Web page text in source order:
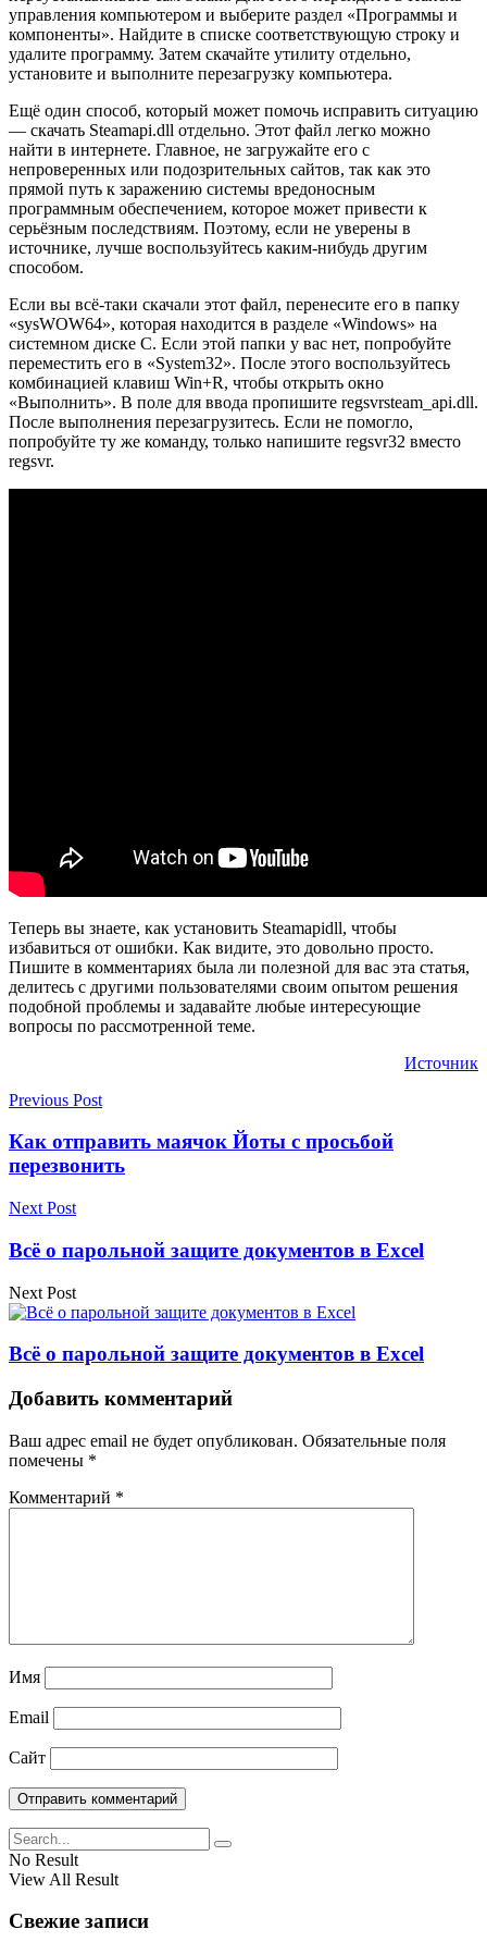
управления компьютером и выберите раздел «Программы и
компоненты». Найдите в списке соответствующую строку и
удалите программу. Затем скачайте утилиту отдельно,
установите и выполните перезагрузку компьютера.
Ещё один способ, который может помочь исправить ситуацию
— скачать Steamapi.dll отдельно. Этот файл легко можно
найти в интернете. Главное, не загружайте его с
непроверенных или подозрительных сайтов, так как это
прямой путь к заражению системы вредоносным
программным обеспечением, которое может привести к
серьёзным последствиям. Поэтому, если не уверены в
источнике, лучше воспользуйтесь каким-нибудь другим
способом.
Если вы всё-таки скачали этот файл, перенесите его в папку
«sysWOW64», которая находится в разделе «Windows» на
системном диске C. Если этой папки у вас нет, попробуйте
переместить его в «System32». После этого воспользуйтесь
комбинацией клавиш Win+R, чтобы открыть окно
«Выполнить». В поле для ввода пропишите regsvrsteam_api.dll.
После выполнения перезагрузитесь. Если не помогло,
попробуйте ту же команду, только напишите regsvr32 вместо
regsvr.
Теперь вы знаете, как установить Steamapidll, чтобы
избавиться от ошибки. Как видите, это довольно просто.
Пишите в комментариях была ли полезной для вас эта статья,
делитесь с другими пользователями своим опытом решения
подобной проблемы и задавайте любые интересующие
вопросы по рассмотренной теме.
Источник
Previous Post
Как отправить маячок Йоты с просьбой
перезвонить
Next Post
Всё о парольной защите документов в Excel
Next Post
Всё о парольной защите документов в Excel
Добавить комментарий
Ваш адрес email не будет опубликован. Обязательные поля
помечены *
Комментарий *
Имя
Email
Сайт
No Result
View All Result
Свежие записи